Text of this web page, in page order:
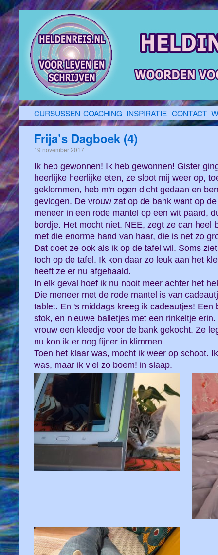
CURSUSSEN COACHING INSPIRATIE CONTACT
Frija’s Dagboek (4)
19 november 2017
Ik heb gewonnen! Ik heb gewonnen! Gister
heerlijke heerlijke eten, ze sloot mij weer op,
geklommen, heb m'n ogen dicht gedaan en
gevlogen. De vrouw zat op de bank want op
meneer in een rode mantel op een wit paard,
bordje. Het mocht niet. NEE, zegt ze dan heel
met die enorme hand van haar, die is net zo
Dat doet ze ook als ik op de tafel wil. Soms
toch op de tafel. Ik kon daar zo leuk aan het
heeft ze er nu afgehaald.
In elk geval hoef ik nu nooit meer achter het
Die meneer met de rode mantel is van
tablet. En 's middags kreeg ik cadeautjes! Een
stok, en nieuwe balletjes met een rinkeltje
vrouw een kleedje voor de bank gekocht. Ze
nu kon ik er nog fijner in klimmen.
Toen het klaar was, mocht ik weer op schoot.
was, maar ik viel zo boem! in slaap.